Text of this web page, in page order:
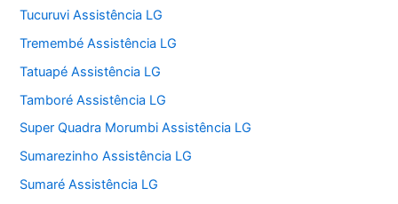
Tucuruvi Assistência LG
Tremembé Assistência LG
Tatuapé Assistência LG
Tamboré Assistência LG
Super Quadra Morumbi Assistência LG
Sumarezinho Assistência LG
Sumaré Assistência LG